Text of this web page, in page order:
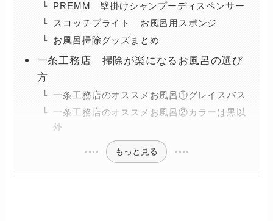
PREMM 壁掛けシャンプーディスペンサー
スコッチブライト お風呂用スポンジ
お風呂掃除グッズまとめ
一条工務店 掃除が楽になるお風呂の選び
方
一条工務店のオススメお風呂①グレイスバス
一条工務店のオススメお風呂②カラーは黒以
外
もっと見る